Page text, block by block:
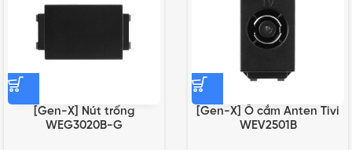
[Gen-X] Nút trống
WEG3020B-G
[Gen-X] Ổ cắm Anten Tivi
WEV2501B